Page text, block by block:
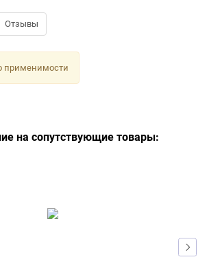
Отзывы
применимости
на сопутствующие товары: